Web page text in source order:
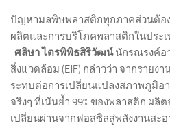
ปัญหามลพิษพลาสติกทุกภาคส่วนต้อ
ผลิตและการบริโภคพลาสติกในประ
ศลิษา ไตรพิพิธสิริวัฒน์นักรณรงค์อ
สิ่งแวดล้อม (EJF) กล่าวว่า จากราย
ระทบต่อการเปลี่ยนแปลงสภาพภูมิอ
จริงๆ ที่เน้นย้ำ 99% ของพลาสติก ผลิ
เปลี่ยนผ่านจากฟอสซิลสู่พลังงานสะ